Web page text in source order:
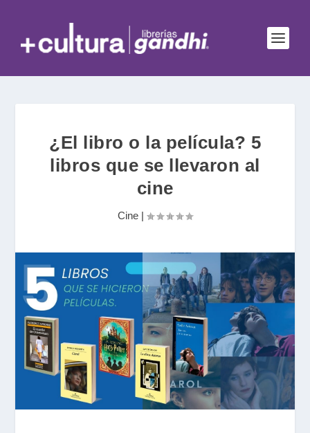
¿El libro o la película? 5
libros que se llevaron al
cine
Cine |